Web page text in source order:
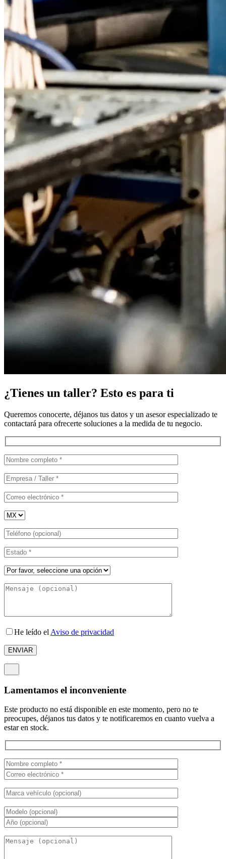
¿Tienes un taller? Esto es para ti
Queremos conocerte, déjanos tus datos y un asesor especializado te
contactará para ofrecerte soluciones a la medida de tu negocio.
He leído el Aviso de privacidad
Lamentamos el inconveniente
Este producto no está disponible en este momento, pero no te
preocupes, déjanos tus datos y te notificaremos en cuanto vuelva a
estar en stock.